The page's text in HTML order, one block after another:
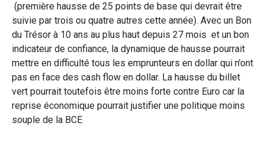
(première hausse de 25 points de base qui devrait être
suivie par trois ou quatre autres cette année). Avec un Bon
du Trésor à 10 ans au plus haut depuis 27 mois et un bon
indicateur de confiance, la dynamique de hausse pourrait
mettre en difficulté tous les emprunteurs en dollar qui n’ont
pas en face des cash flow en dollar. La hausse du billet
vert pourrait toutefois être moins forte contre Euro car la
reprise économique pourrait justifier une politique moins
souple de la BCE